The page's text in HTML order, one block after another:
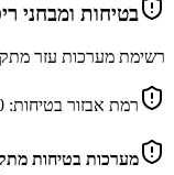
בטיחות ומבחני
רשימת מערכות עזר
רמת אבזור בטיחות:
מערכות בטיחות